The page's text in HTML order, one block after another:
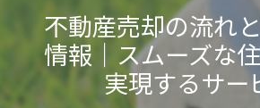
不動産売却の流れ
情報｜スムーズな
実現するサー